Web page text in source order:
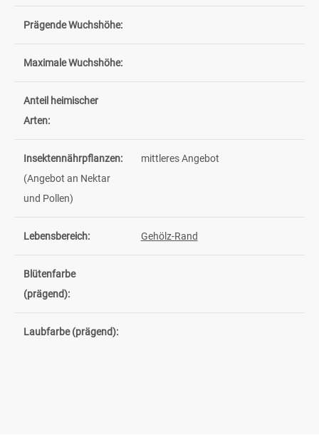
Prägende Wuchshöhe:
Maximale Wuchshöhe:
Anteil heimischer
Arten:
Insektennährpflanzen:
(Angebot an Nektar
und Pollen)
mittleres Angebot
Lebensbereich: Gehölz-Rand
Blütenfarbe
(prägend):
Laubfarbe (prägend):